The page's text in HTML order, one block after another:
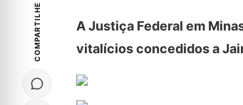
COMPARTILHE
A Justiça Federal em
vitalícios concedidos a